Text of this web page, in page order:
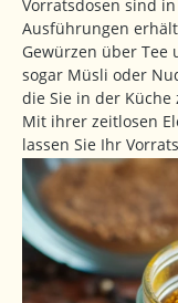
Vorratsdosen sind
Ausführungen
Gewürzen über Tee
sogar Müsli oder
die Sie in der Küche
Mit ihrer zeitlosen
lassen Sie Ihr